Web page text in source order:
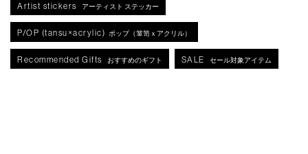
Artist stickers アーティスト ステッカー
P/OP (tansu×acrylic) ポップ（箪笥ｘアクリル）
Recommended Gifts おすすめのギフト SALE セール対象アイテム